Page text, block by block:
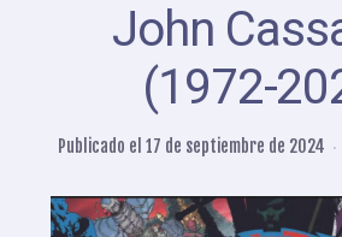
John
(1972-
Publicado el 17 de septiembre de 2024